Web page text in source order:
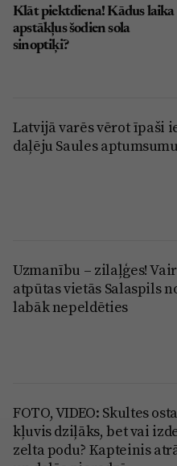
Klāt piektdiena! Kādus laika
apstākļus šodien sola
sinoptiķi?
Latvijā varēs vērot īpaši
daļēju Saules aptumsumu
Uzmanību – zilaļģes!
atpūtas vietās Salaspils
labāk nepeldēties
FOTO, VIDEO: Skultes
kļuvis dziļāks, bet vai
zelta podu? Kapteinis